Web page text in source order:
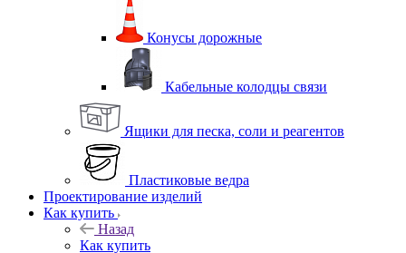
Конусы дорожные
Кабельные колодцы связи
Ящики для песка, соли и реагентов
Пластиковые ведра
Проектирование изделий
Как купить
Назад
Как купить